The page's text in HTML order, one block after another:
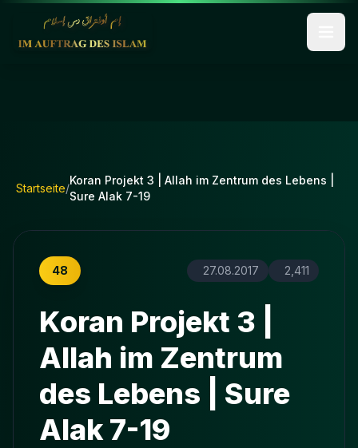
Startseite/
Koran Projekt 3 | Allah im Zentrum des Lebens |
Sure Alak 7-19
48 27.08.2017 2,411
Koran Projekt 3 |
Allah im Zentrum
des Lebens | Sure
Alak 7-19